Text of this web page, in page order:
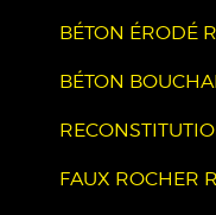
BÉTON ÉRODÉ
BÉTON
FAUX ROCHER